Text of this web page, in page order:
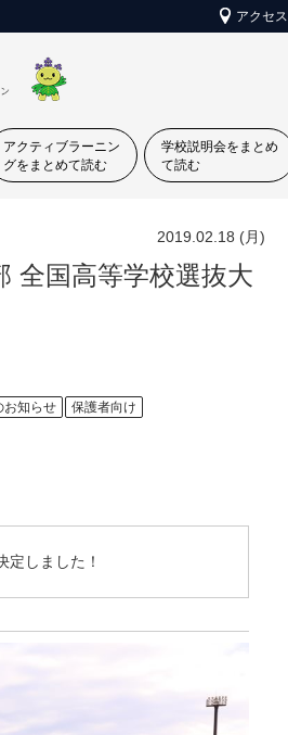
アクセス
アクティブラーニン
グをまとめて読む
学校説明会をまとめ
て読む
2019.02.18 (月)
全国高等学校選抜大
お知らせ 保護者向け
しました！